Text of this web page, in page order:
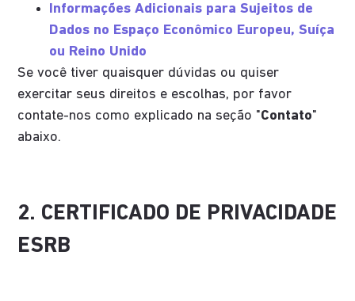
Informações Adicionais para Sujeitos de
Dados no Espaço Econômico Europeu, Suíça
ou Reino Unido
Se você tiver quaisquer dúvidas ou quiser
exercitar seus direitos e escolhas, por favor
contate-nos como explicado na seção "Contato"
abaixo.
2. CERTIFICADO DE PRIVACIDADE
ESRB